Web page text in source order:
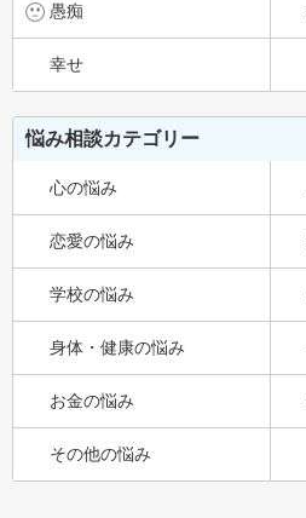
愚痴
幸せ
悩み相談カテゴリー
心の悩み
恋愛の悩み
学校の悩み
身体・健康の悩み
お金の悩み
その他の悩み